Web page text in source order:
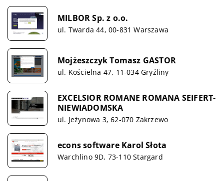
MILBOR Sp. z o.o.
ul. Twarda 44, 00-831 Warszawa
Mojżeszczyk Tomasz GASTOR
ul. Kościelna 47, 11-034 Gryźliny
EXCELSIOR ROMANE ROMANA SEIFERT-
NIEWIADOMSKA
ul. Jeżynowa 3, 62-070 Zakrzewo
econs software Karol Słota
Warchlino 9D, 73-110 Stargard